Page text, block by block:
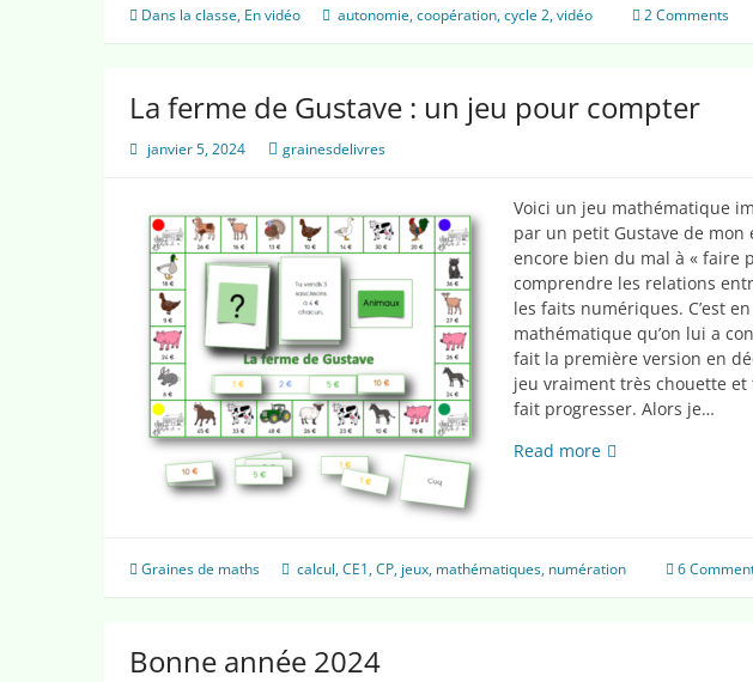
l’école
élémentaire
Dans la classe, En vidéo autonomie,coopération,cycle 2,vidéo 2 Comments
La ferme de Gustave : un jeu pour compter
janvier 5, 2024 grainesdelivres
Voici un jeu mathématique
par un petit Gustave de mon
encore bien du mal à « faire
comprendre les relations
les faits numériques. C’est
mathématique qu’on lui a
fait la première version en
jeu vraiment très chouette et
fait progresser. Alors je…
Read moreLa
un
jeu
Graines de maths calcul,CE1,CP, jeux, mathématiques, numération 6
Bonne année 2024